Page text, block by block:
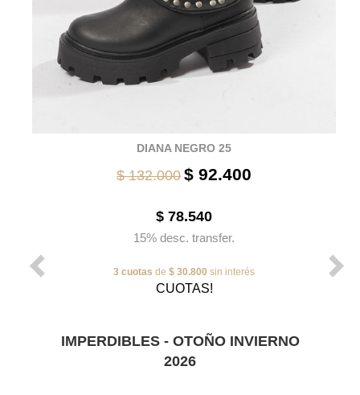
DIANA NEGRO 25
$ 132.000 $ 92.400
$ 78.540
15% desc. transfer.
3 cuotas de $ 30.800 sin interés
CUOTAS!
IMPERDIBLES - OTOÑO INVIERNO
2026